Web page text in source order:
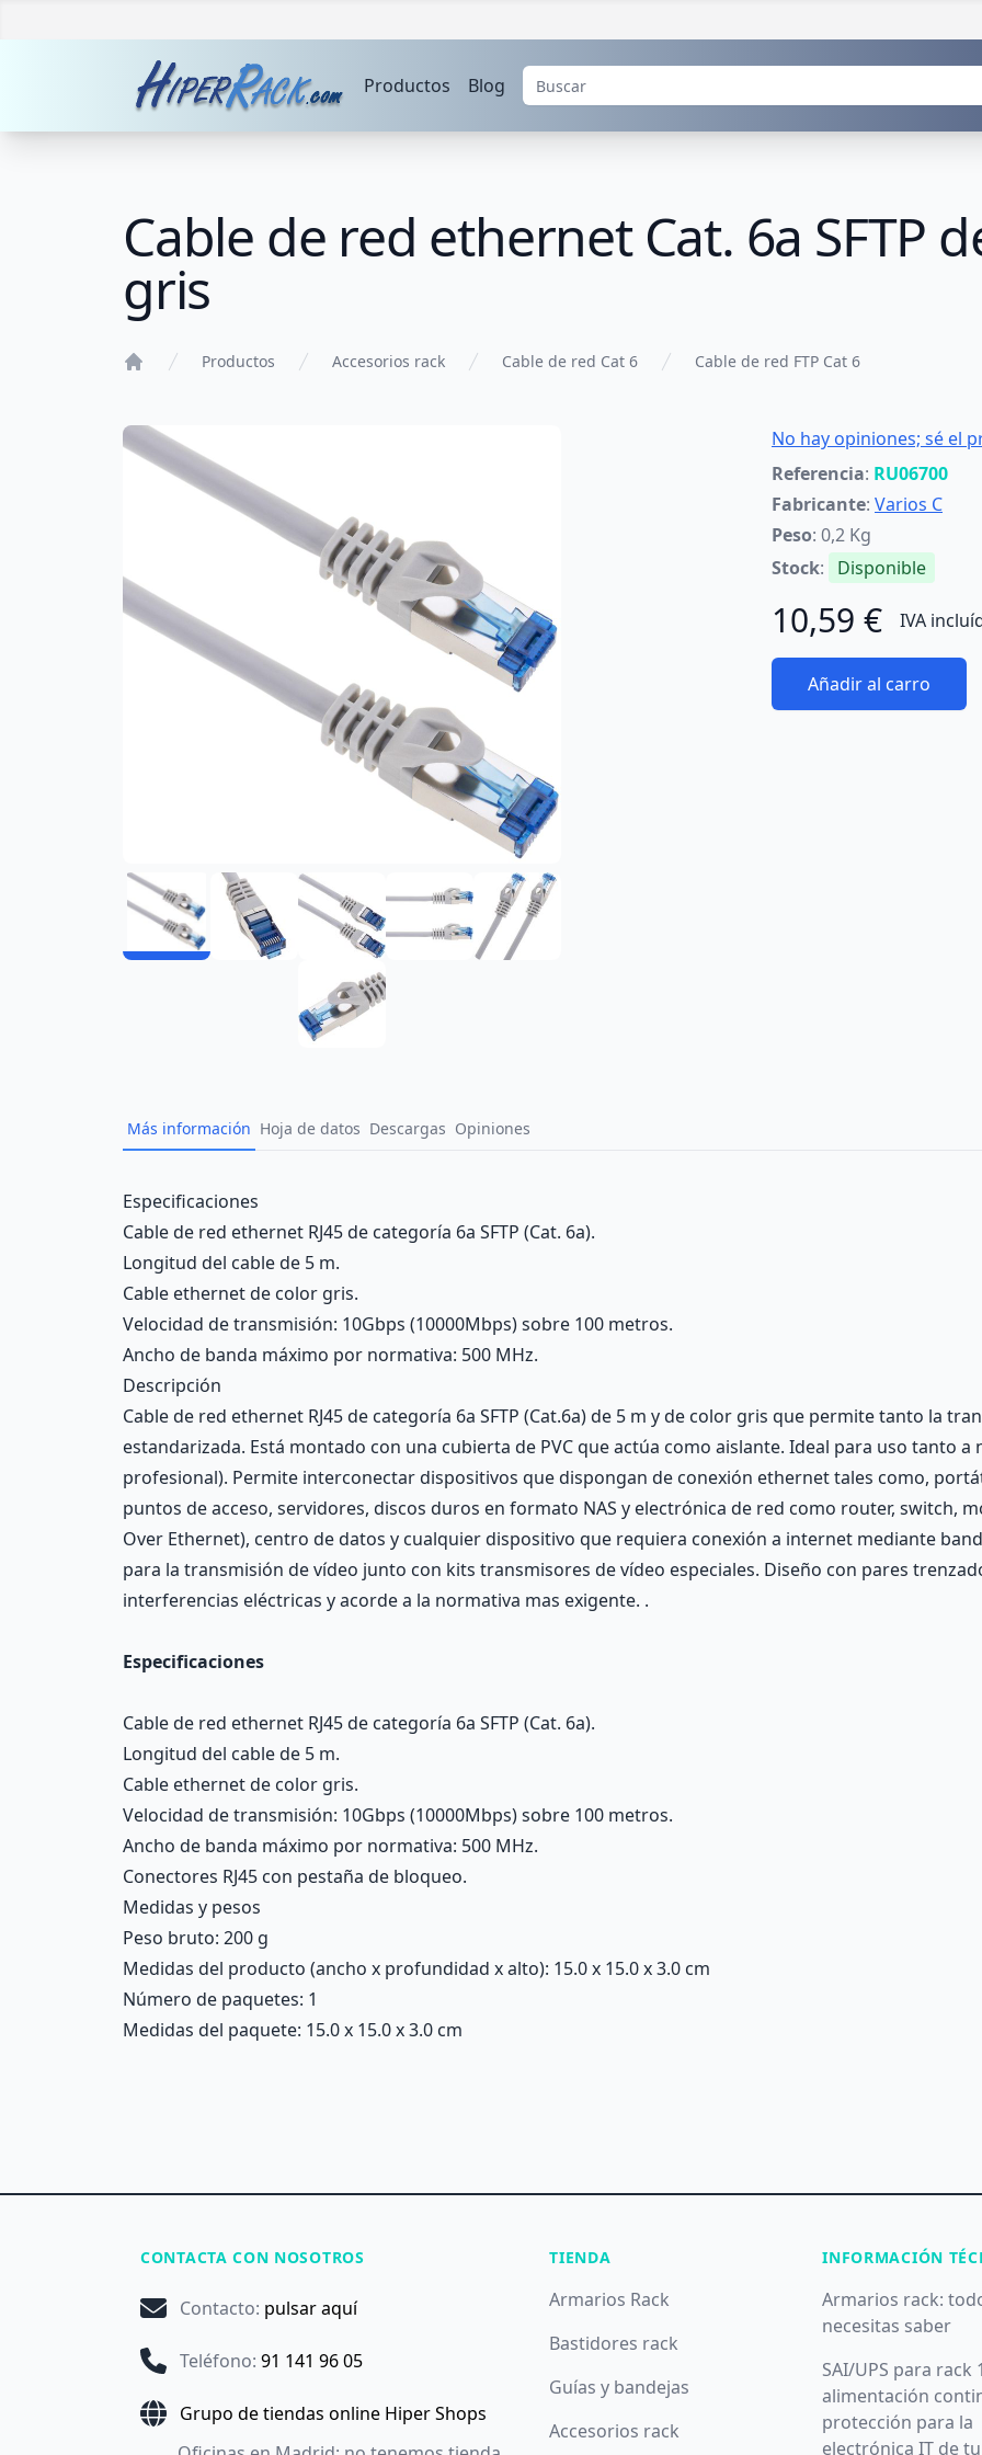
Productos Blog
Cable de red ethernet Cat. 6a SFTP
gris
Productos Accesorios rack Cable de red Cat 6 Cable de red FTP Cat 6
No hay opiniones; sé el
Referencia: RU06700
Fabricante: Varios C
Peso: 0,2 Kg
Stock: Disponible
10,59 € IVA
Añadir al carro
Más información Hoja de datos Descargas Opiniones
Description
Especificaciones
Cable de red ethernet RJ45 de categoría 6a SFTP (Cat. 6a).
Longitud del cable de 5 m.
Cable ethernet de color gris.
Velocidad de transmisión: 10Gbps (10000Mbps) sobre 100 metros.
Ancho de banda máximo por normativa: 500 MHz.
Descripción
Cable de red ethernet RJ45 de categoría 6a SFTP (Cat.6a) de 5 m y de color gris que permite tanto la
estandarizada. Está montado con una cubierta de PVC que actúa como aislante. Ideal para uso tanto
profesional). Permite interconectar dispositivos que dispongan de conexión ethernet tales como,
puntos de acceso, servidores, discos duros en formato NAS y electrónica de red como router, switch,
Over Ethernet), centro de datos y cualquier dispositivo que requiera conexión a internet mediante
para la transmisión de vídeo junto con kits transmisores de vídeo especiales. Diseño con pares
interferencias eléctricas y acorde a la normativa mas exigente. .
Especificaciones
Cable de red ethernet RJ45 de categoría 6a SFTP (Cat. 6a).
Longitud del cable de 5 m.
Cable ethernet de color gris.
Velocidad de transmisión: 10Gbps (10000Mbps) sobre 100 metros.
Ancho de banda máximo por normativa: 500 MHz.
Conectores RJ45 con pestaña de bloqueo.
Medidas y pesos
Peso bruto: 200 g
Medidas del producto (ancho x profundidad x alto): 15.0 x 15.0 x 3.0 cm
Número de paquetes: 1
Medidas del paquete: 15.0 x 15.0 x 3.0 cm
CONTACTA CON NOSOTROS
Contacto: pulsar aquí
Teléfono: 91 141 96 05
Grupo de tiendas online Hiper Shops
TIENDA
Armarios Rack
Bastidores rack
Guías y bandejas
Accesorios rack
INFORMACIÓN
Armarios rack:
necesitas saber
SAI/UPS para rack
alimentación
protección para la
electrónica IT de